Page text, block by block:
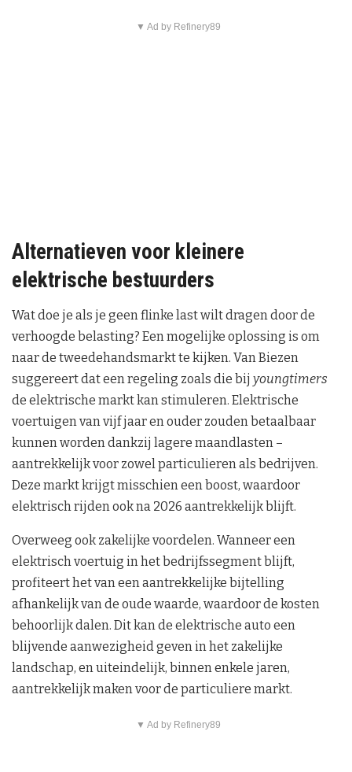
▼ Ad by Refinery89
Alternatieven voor kleinere
elektrische bestuurders
Wat doe je als je geen flinke last wilt dragen door de
verhoogde belasting? Een mogelijke oplossing is om
naar de tweedehandsmarkt te kijken. Van Biezen
suggereert dat een regeling zoals die bij youngtimers
de elektrische markt kan stimuleren. Elektrische
voertuigen van vijf jaar en ouder zouden betaalbaar
kunnen worden dankzij lagere maandlasten –
aantrekkelijk voor zowel particulieren als bedrijven.
Deze markt krijgt misschien een boost, waardoor
elektrisch rijden ook na 2026 aantrekkelijk blijft.
Overweeg ook zakelijke voordelen. Wanneer een
elektrisch voertuig in het bedrijfssegment blijft,
profiteert het van een aantrekkelijke bijtelling
afhankelijk van de oude waarde, waardoor de kosten
behoorlijk dalen. Dit kan de elektrische auto een
blijvende aanwezigheid geven in het zakelijke
landschap, en uiteindelijk, binnen enkele jaren,
aantrekkelijk maken voor de particuliere markt.
▼ Ad by Refinery89